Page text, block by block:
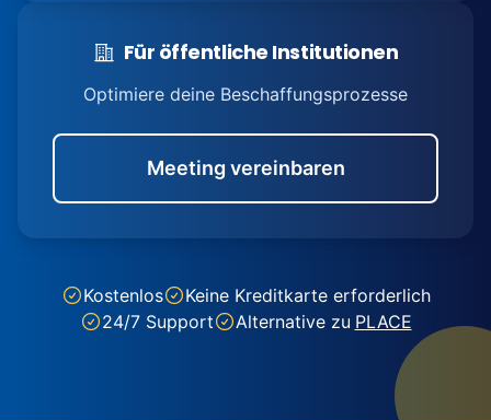
Für öffentliche Institutionen
Optimiere deine Beschaffungsprozesse
Meeting vereinbaren
Kostenlos
Keine Kreditkarte erforderlich
24/7 Support
Alternative zu PLACE